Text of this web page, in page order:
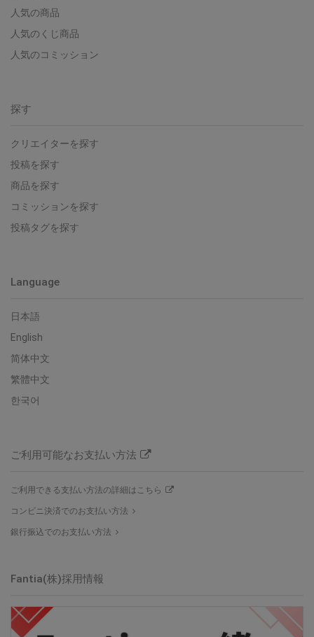
人気の商品
人気のくじ商品
人気のコミッション
探す
クリエイターを探す
投稿を探す
商品を探す
コミッションを探す
投稿タグを探す
Language
日本語
English
简体中文
繁體中文
한국어
ご利用可能なお支払い方法
ご利用できる支払い方法の詳細はこちら
コンビニ決済でのお支払い方法
銀行振込でのお支払い方法
Fantia(株)採用情報